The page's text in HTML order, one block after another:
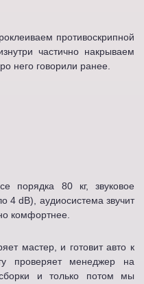
противоскрипной
частично накрываем
него говорили ранее.
порядка 80 кг, звуковое
4 dB), аудиосистема звучит
комфортнее.
мастер, и готовит авто к
проверяет менеджер на
и только потом мы